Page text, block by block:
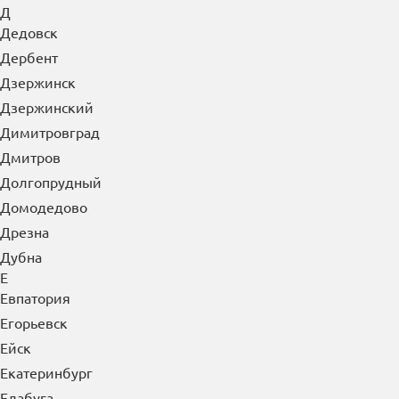
Д
Дедовск
Дербент
Дзержинск
Дзержинский
Димитровград
Дмитров
Долгопрудный
Домодедово
Дрезна
Дубна
Е
Евпатория
Егорьевск
Ейск
Екатеринбург